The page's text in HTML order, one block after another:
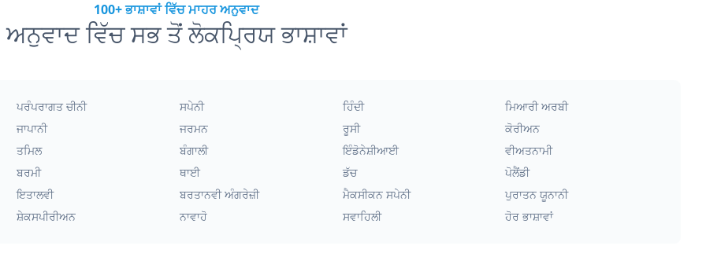
100+ ਭਾਸ਼ਾਵਾਂ ਵਿੱਚ ਮਾਹਰ ਅਨੁਵਾਦ
ਅਨੁਵਾਦ ਵਿੱਚ ਸਭ ਤੋਂ ਲੋਕਪ੍ਰਿਯ ਭਾਸ਼ਾਵਾਂ
ਪਰੰਪਰਾਗਤ ਚੀਨੀ ਸਪੇਨੀ ਹਿੰਦੀ
ਮਿਆਰੀ ਅਰਬੀ
ਜਾਪਾਨੀ
ਜਰਮਨ ਰੂਸੀ
ਕੋਰੀਅਨ
ਤਮਿਲ
ਬੰਗਾਲੀ ਇੰਡੋਨੇਸ਼ੀਆਈ
ਵੀਅਤਨਾਮੀ
ਬਰਮੀ
ਥਾਈ ਡੱਚ
ਪੋਲੈਂਡੀ
ਇਤਾਲਵੀ
ਬਰਤਾਨਵੀ ਅੰਗਰੇਜ਼ੀ ਮੈਕਸੀਕਨ ਸਪੇਨੀ
ਪੁਰਾਤਨ ਯੂਨਾਨੀ
ਸ਼ੇਕਸਪੀਰੀਅਨ
ਨਾਵਾਹੋ ਸਵਾਹਿਲੀ ਹੋਰ ਭਾਸ਼ਾਵਾਂ